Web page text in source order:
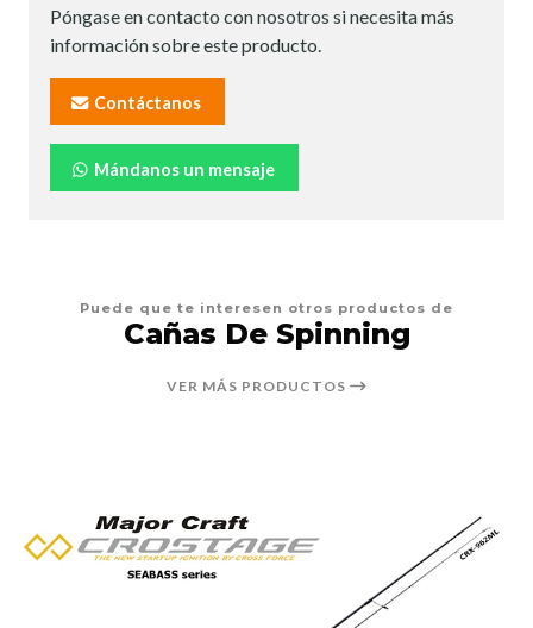
Póngase en contacto con nosotros si necesita más
información sobre este producto.
Contáctanos
Mándanos un mensaje
Puede que te interesen otros productos de
Cañas De Spinning
VER MÁS PRODUCTOS